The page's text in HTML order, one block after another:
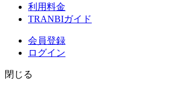
利用料金
TRANBIガイド
会員登録
ログイン
閉じる